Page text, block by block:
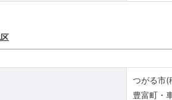
つがる市(
豊富町・